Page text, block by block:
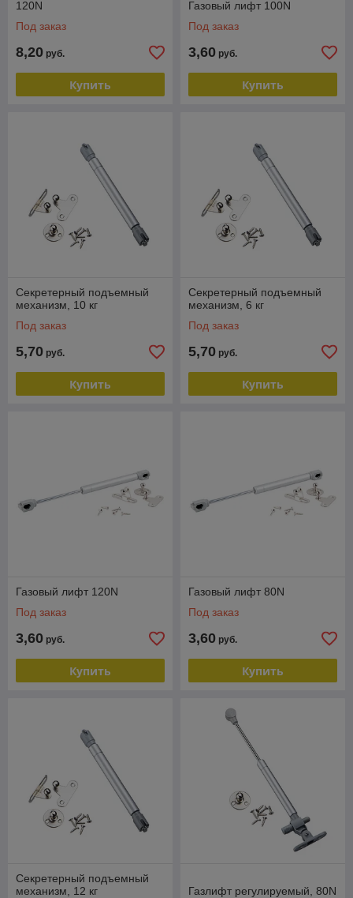
120N
Под заказ
8,20 руб.
Купить
Газовый лифт 100N
Под заказ
3,60 руб.
Купить
Cекретерный подъемный
механизм, 10 кг
Под заказ
5,70 руб.
Купить
Cекретерный подъемный
механизм, 6 кг
Под заказ
5,70 руб.
Купить
Газовый лифт 120N
Под заказ
3,60 руб.
Купить
Газовый лифт 80N
Под заказ
3,60 руб.
Купить
Cекретерный подъемный
механизм, 12 кг
Газлифт регулируемый, 80N